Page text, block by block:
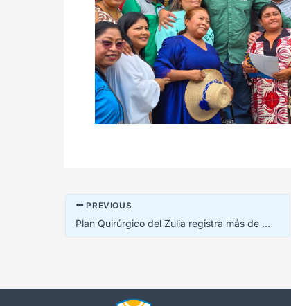
PREVIOUS
Plan Quirúrgico del Zulia registra más de 2.300 pacientes atendidos